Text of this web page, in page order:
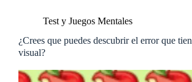
Test y Juegos Mentales
¿Crees que puedes descubrir el error que
visual?